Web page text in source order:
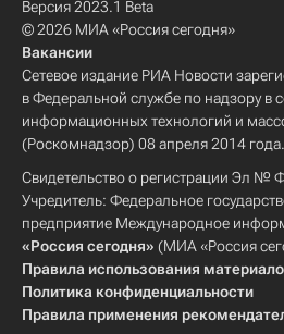
Версия 2023.1 Beta
© 2026 МИА «Россия сегодня»
Вакансии
Сетевое издание РИА Новости
в Федеральной службе по надзору в
информационных технологий и
(Роскомнадзор) 08 апреля 2014 года.
Свидетельство о регистрации Эл №
Учредитель: Федеральное
предприятие Международное
«Россия сегодня» (МИА «Россия
Правила использования
Политика конфиденциальности
Правила применения